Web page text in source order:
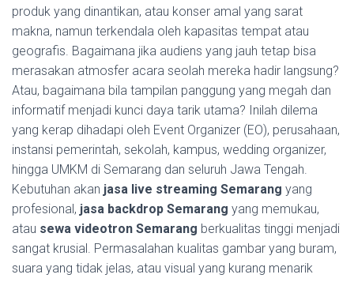
produk yang dinantikan, atau konser amal yang sarat
makna, namun terkendala oleh kapasitas tempat atau
geografis. Bagaimana jika audiens yang jauh tetap bisa
merasakan atmosfer acara seolah mereka hadir langsung?
Atau, bagaimana bila tampilan panggung yang megah dan
informatif menjadi kunci daya tarik utama? Inilah dilema
yang kerap dihadapi oleh Event Organizer (EO), perusahaan,
instansi pemerintah, sekolah, kampus, wedding organizer,
hingga UMKM di Semarang dan seluruh Jawa Tengah.
Kebutuhan akan jasa live streaming Semarang yang
profesional, jasa backdrop Semarang yang memukau,
atau sewa videotron Semarang berkualitas tinggi menjadi
sangat krusial. Permasalahan kualitas gambar yang buram,
suara yang tidak jelas, atau visual yang kurang menarik